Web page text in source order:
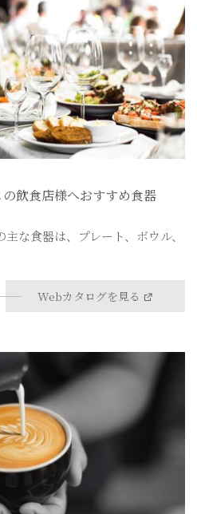
飲食店様へおすすめ食器
な食器は、プレート、ボウル、
Webカタログを見る